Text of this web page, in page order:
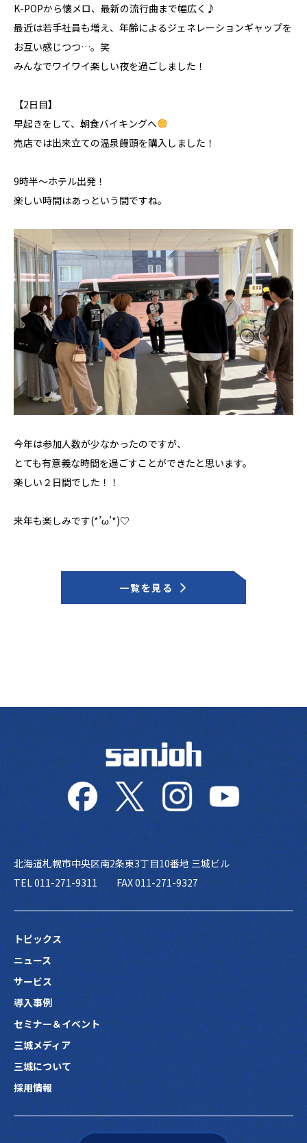
K-POPから懐メロ、最新の流行曲まで幅広く♪
最近は若手社員も増え、年齢によるジェネレーションギャップを
お互い感じつつ…。笑
みんなでワイワイ楽しい夜を過ごしました！
【2日目】
早起きをして、朝食バイキングへ
売店では出来立ての温泉饅頭を購入しました！
9時半～ホテル出発！
楽しい時間はあっという間ですね。
今年は参加人数が少なかったのですが、
とても有意義な時間を過ごすことができたと思います。
楽しい２日間でした！！
来年も楽しみです(*’ω’*)♡
一覧を見る
北海道札幌市中央区南2条東3丁目10番地 三城ビル
TEL 011-271-9311
FAX 011-271-9327
トピックス
ニュース
サービス
導入事例
セミナー＆イベント
三城メディア
三城について
採用情報